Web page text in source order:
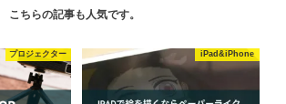
こちらの記事も人気です。
プロジェクター iPad&iPhone